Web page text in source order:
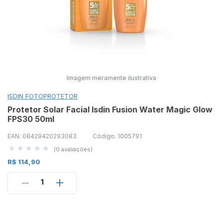
Imagem meramente ilustrativa
ISDIN FOTOPROTETOR
Protetor Solar Facial Isdin Fusion Water Magic Glow
FPS30 50ml
EAN: 08429420293083 Código: 1005791
(0 avaliações)
R$ 114,90
1